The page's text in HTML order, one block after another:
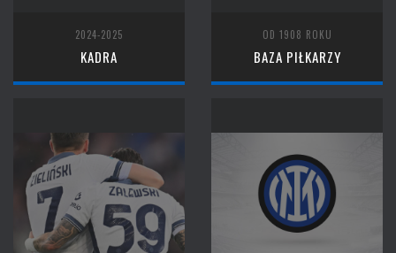
2024-2025
KADRA
OD 1908 ROKU
BAZA PIŁKARZY